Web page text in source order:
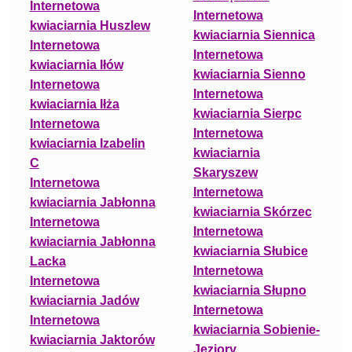
Internetowa
kwiaciarnia Huszlew
Internetowa
kwiaciarnia Iłów
Internetowa
kwiaciarnia Iłża
Internetowa
kwiaciarnia Izabelin
C
Internetowa
kwiaciarnia Jabłonna
Internetowa
kwiaciarnia Jabłonna
Lacka
Internetowa
kwiaciarnia Jadów
Internetowa
kwiaciarnia Jaktorów
Internetowa
kwiaciarnia Siennica
Internetowa
kwiaciarnia Sienno
Internetowa
kwiaciarnia Sierpc
Internetowa
kwiaciarnia
Skaryszew
Internetowa
kwiaciarnia Skórzec
Internetowa
kwiaciarnia Słubice
Internetowa
kwiaciarnia Słupno
Internetowa
kwiaciarnia Sobienie-
Jeziory